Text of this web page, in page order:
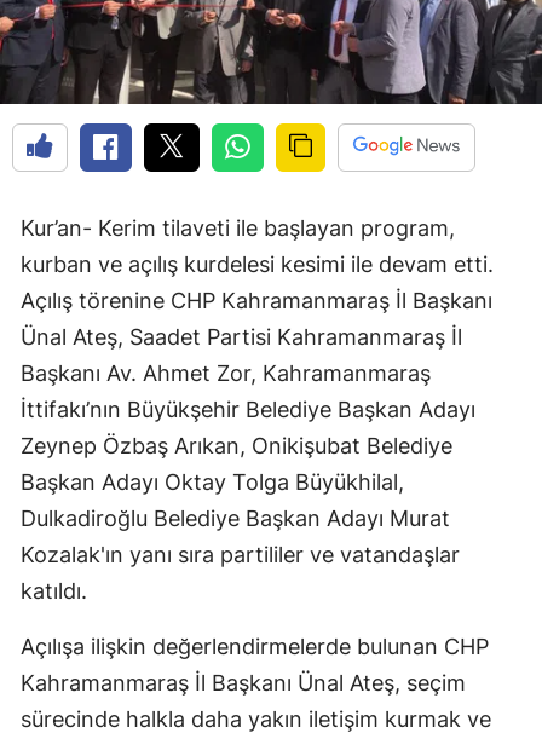
Kur’an- Kerim tilaveti ile başlayan program,
kurban ve açılış kurdelesi kesimi ile devam etti.
Açılış törenine CHP Kahramanmaraş İl Başkanı
Ünal Ateş, Saadet Partisi Kahramanmaraş İl
Başkanı Av. Ahmet Zor, Kahramanmaraş
İttifakı’nın Büyükşehir Belediye Başkan Adayı
Zeynep Özbaş Arıkan, Onikişubat Belediye
Başkan Adayı Oktay Tolga Büyükhilal,
Dulkadiroğlu Belediye Başkan Adayı Murat
Kozalak'ın yanı sıra partililer ve vatandaşlar
katıldı.
Açılışa ilişkin değerlendirmelerde bulunan CHP
Kahramanmaraş İl Başkanı Ünal Ateş, seçim
sürecinde halkla daha yakın iletişim kurmak ve